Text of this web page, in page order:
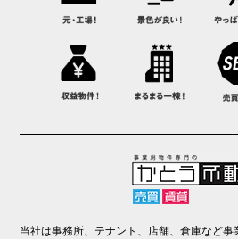
当社は事務所、テナント、店舗、倉庫など